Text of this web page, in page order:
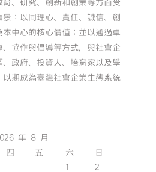
、研究、創新和創業等方面受
；以同理心、責任、誠信、創
中心的核心價值；並以通過卓
協作與倡導等方式，與社會企
政府、投資人、培育家以及學
期成為臺灣社會企業生態系統
年 8 月
四 五 六 日
1
2